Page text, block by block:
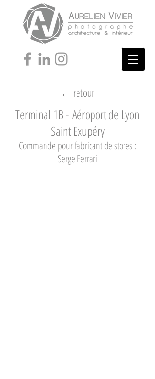
← retour
Terminal 1B - Aéroport de Lyon
Saint Exupéry
Commande pour fabricant de stores :
Serge Ferrari